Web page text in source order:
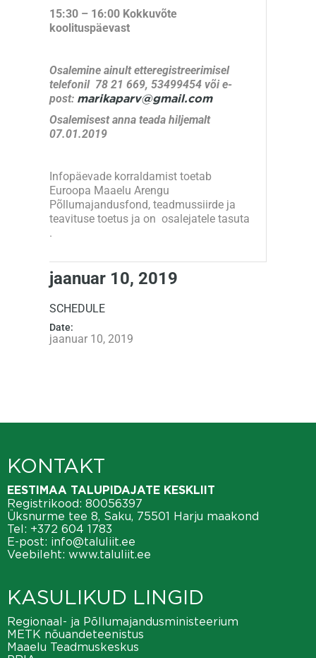
15:30 – 16:00 Kokkuvõte
koolituspäevast
Osalemine ainult etteregistreerimisel
telefonil 78 21 669, 53499454 või e-
post: marikaparv@gmail.com
Osalemisest anna teada hiljemalt
07.01.2019
Infopäevade korraldamist toetab
Euroopa Maaelu Arengu
Põllumajandusfond, teadmussiirde ja
teavituse toetus ja on osalejatele tasuta
.
jaanuar 10, 2019
SCHEDULE
Date:
jaanuar 10, 2019
KONTAKT
EESTIMAA TALUPIDAJATE KESKLIIT
Registrikood: 80056397
Üksnurme tee 8, Saku, 75501 Harju maakond
Tel: +372 604 1783
E-post: info@taluliit.ee
Veebileht: www.taluliit.ee
KASULIKUD LINGID
Regionaal- ja Põllumajandusministeerium
METK nõuandeteenistus
Maaelu Teadmuskeskus